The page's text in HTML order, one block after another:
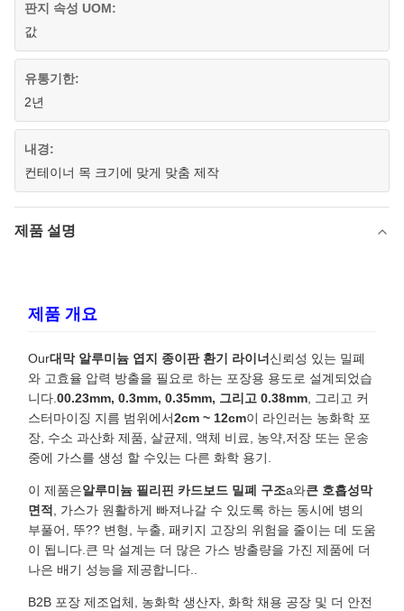
판지 속성 UOM:
값
유통기한:
2년
내경:
컨테이너 목 크기에 맞게 맞춤 제작
제품 설명
제품 개요
Our대막 알루미늄 엽지 종이판 환기 라이너 신뢰성 있는 밀폐
와 고효율 압력 방출을 필요로 하는 포장용 용도로 설계되었습
니다.00.23mm, 0.3mm, 0.35mm, 그리고 0.38mm, 그리고 커
스터마이징 지름 범위에서2cm ~ 12cm이 라인러는 농화학 포
장, 수소 과산화 제품, 살균제, 액체 비료, 농약,저장 또는 운송
중에 가스를 생성 할 수있는 다른 화학 용기.
이 제품은알루미늄 필리핀 카드보드 밀폐 구조a와큰 호흡성막
면적 , 가스가 원활하게 빠져나갈 수 있도록 하는 동시에 병의
부풀어, 뚜?? 변형, 누출, 패키지 고장의 위험을 줄이는 데 도움
이 됩니다.큰 막 설계는 더 많은 가스 방출량을 가진 제품에 더
나은 배기 성능을 제공합니다..
B2B 포장 제조업체, 농화학 생산자, 화학 채용 공장 및 더 안전